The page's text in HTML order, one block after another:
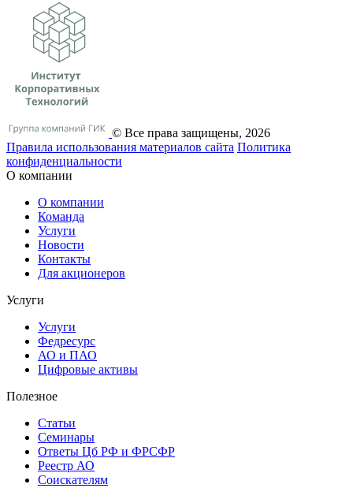
© Все права защищены, 2026
Правила использования материалов сайта Политика
конфиденциальности
О компании
О компании
Команда
Услуги
Новости
Контакты
Для акционеров
Услуги
Услуги
Федресурс
АО и ПАО
Цифровые активы
Полезное
Статьи
Cеминары
Ответы Цб РФ и ФРСФР
Реестр АО
Соискателям